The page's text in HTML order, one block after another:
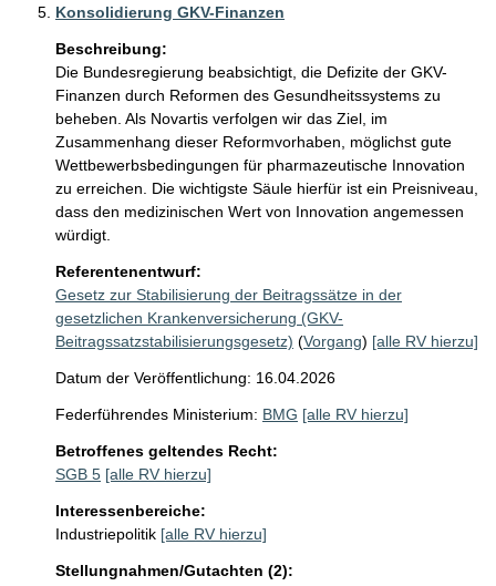
Konsolidierung GKV-Finanzen
Beschreibung:
Die Bundesregierung beabsichtigt, die Defizite der GKV-
Finanzen durch Reformen des Gesundheitssystems zu
beheben. Als Novartis verfolgen wir das Ziel, im
Zusammenhang dieser Reformvorhaben, möglichst gute
Wettbewerbsbedingungen für pharmazeutische Innovation
zu erreichen. Die wichtigste Säule hierfür ist ein Preisniveau,
dass den medizinischen Wert von Innovation angemessen
würdigt.
Referentenentwurf:
Gesetz zur Stabilisierung der Beitragssätze in der
gesetzlichen Krankenversicherung (GKV-
Beitragssatzstabilisierungsgesetz) (Vorgang) [alle RV hierzu]
Datum der Veröffentlichung: 16.04.2026
Federführendes Ministerium: BMG [alle RV hierzu]
Betroffenes geltendes Recht:
SGB 5 [alle RV hierzu]
Interessenbereiche:
Industriepolitik [alle RV hierzu]
Stellungnahmen/Gutachten (2):